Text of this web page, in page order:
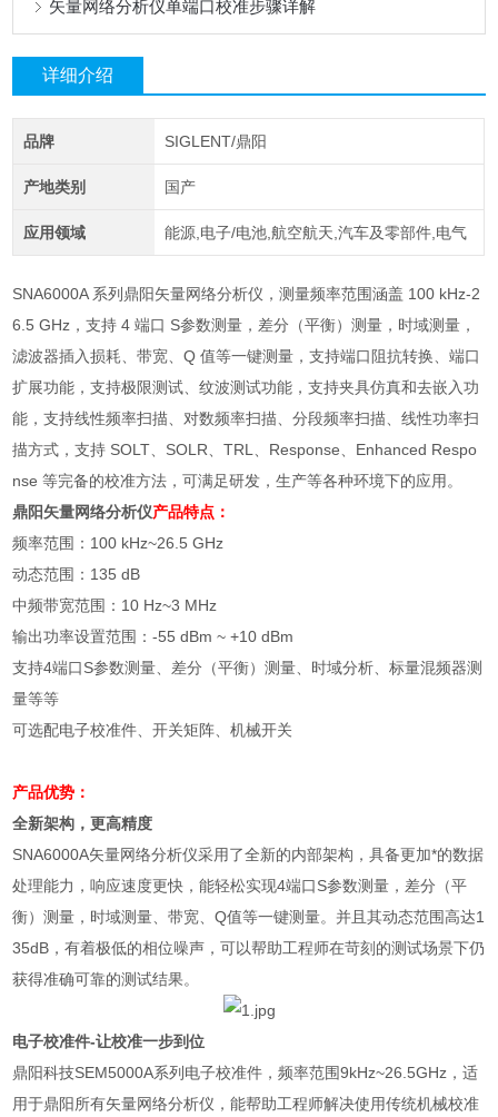
矢量网络分析仪单端口校准步骤详解
详细介绍
品牌 SIGLENT/鼎阳
产地类别 国产
应用领域 能源,电子/电池,航空航天,汽车及零部件,电气
SNA6000A 系列鼎阳矢量网络分析仪，测量频率范围涵盖 100 kHz-2
6.5 GHz ，支持 4端口 S参数测量，差分（平衡）测量，时域测量，
滤波器插入损耗、带宽、Q值等一键测量，支持端口阻抗转换、端口
扩展功能，支持极限测试、纹波测试功能，支持夹具仿真和去嵌入功
能，支持线性频率扫描、对数频率扫描、分段频率扫描、线性功率扫
描方式，支持 SOLT SOLR 、TRL Response
Enhanced Respo
nse等完备的校准方法，可满足研发，生产等各种环境下的应用。
鼎阳矢量网络分析仪产品特点：
频率范围： 100 kHz~26.5 GHz
动态范围： 135 dB
中频带宽范围： 10 Hz~3 MHz
输出功率设置范围：-55 dBm ~ +10 dBm
支持4端口S参数测量、差分（平衡）测量、时域分析、标量混频器测
量等等
可选配电子校准件、开关矩阵、机械开关
产品优势：
全新架构，更高精度
SNA6000A矢量网络分析仪采用了全新的内部架构，具备更加*的数据
处理能力，响应速度更快，能轻松实现4端口S参数测量，差分（平
衡）测量，时域测量、带宽、Q值等一键测量。并且其动态范围高达1
35dB ，有着极低的相位噪声，可以帮助工程师在苛刻的测试场景下仍
获得准确可靠的测试结果。
电子校准件-让校准一步到位
鼎阳科技SEM5000A系列电子校准件，频率范围9kHz~26.5GHz ，适
用于鼎阳所有矢量网络分析仪，能帮助工程师解决使用传统机械校准